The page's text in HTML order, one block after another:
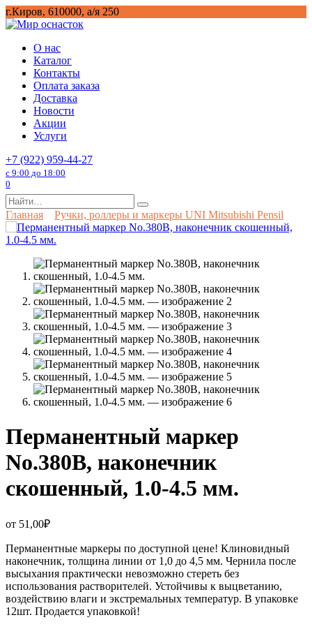
Перейти
к
г.Киров, 610000, а/я 250
О нас
Каталог
Контакты
Оплата заказа
Доставка
Новости
Акции
Услуги
+7 (922) 959-44-27
с 9:00 до 18:00
0
Search
for:
Главная Ручки, роллеры и маркеры UNI Mitsubishi Pensil
Перманентный маркер
No.380B, наконечник
скошенный, 1.0-4.5 мм.
от 51,00₽
Перманентные маркеры по доступной цене! Клиновидный
наконечник, толщина линии от 1,0 до 4,5 мм. Чернила после
высыхания практически невозможно стереть без
использования растворителей. Устойчивы к выцветанию,
воздействию влаги и экстремальных температур. В упаковке
12шт. Продается упаковкой!